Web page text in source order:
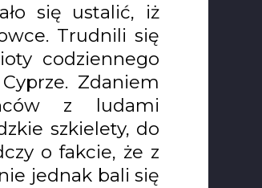
się ustalić, iż
Trudnili się
codziennego
Zdaniem
z ludami
szkielety, do
o fakcie, że z
jednak bali się